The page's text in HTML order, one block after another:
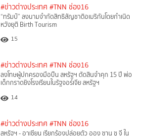
#ข่าวต่างประเทศ #TNN ช่อง16
“ทรัมป์” ลงนามจำกัดสิทธิสัญชาติอเมริกันโดยกำเนิด
หวังยุติ Birth Tourism
15
#ข่าวต่างประเทศ #TNN ช่อง16
ลงโทษผู้ปกครองมือปืน สหรัฐฯ ตัดสินจำคุก 15 ปี พ่อ
เด็กกราดยิงโรงเรียนในรัฐจอร์เจีย สหรัฐฯ
14
#ข่าวต่างประเทศ #TNN ช่อง16
สหรัฐฯ - อาเซียน เรียกร้องปล่อยตัว ออง ซาน ซู จี ใน